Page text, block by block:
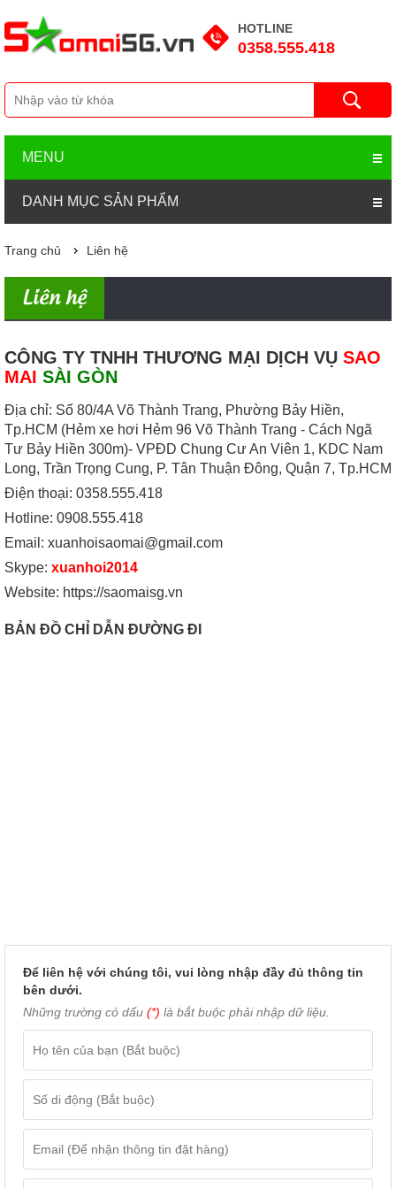
HOTLINE
0358.555.418
MENU
DANH MỤC SẢN PHẨM
Trang chủ Liên hệ
Liên hệ
CÔNG TY TNHH THƯƠNG MẠI DỊCH VỤ SAO
MAI SÀI GÒN
Địa chỉ: Số 80/4A Võ Thành Trang, Phường Bảy Hiền,
Tp.HCM (Hẻm xe hơi Hẻm 96 Võ Thành Trang - Cách Ngã
Tư Bảy Hiền 300m)- VPĐD Chung Cư An Viên 1, KDC Nam
Long, Trần Trọng Cung, P. Tân Thuận Đông, Quận 7, Tp.HCM
Điện thoại: 0358.555.418
Hotline: 0908.555.418
Email: xuanhoisaomai@gmail.com
Skype: xuanhoi2014
Website: https://saomaisg.vn
BẢN ĐỒ CHỈ DẪN ĐƯỜNG ĐI
Để liên hệ với chúng tôi, vui lòng nhập đầy đủ thông tin
bên dưới.
Những trường có dấu (*) là bắt buộc phải nhập dữ liệu.